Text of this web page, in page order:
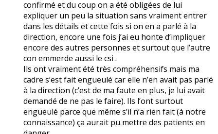
confirmé et du coup on a été obligées de lui
expliquer un peu la situation sans vraiment entrer
dans les détails et cette fois si on en a parlé à la
direction, encore une fois j’ai eu honte d’impliquer
encore des autres personnes et surtout que l’autre
con emmerde aussi le csi .
Ils ont vraiment été très compréhensifs mais ma
cadre s’est fait engueulé car elle n’en avait pas parlé
à la direction (c’est de ma faute en plus, je lui avait
demandé de ne pas le faire). Ils l’ont surtout
engueulé parce que même s’il n’a rien fait (à notre
connaissance) ça aurait pu mettre des patients en